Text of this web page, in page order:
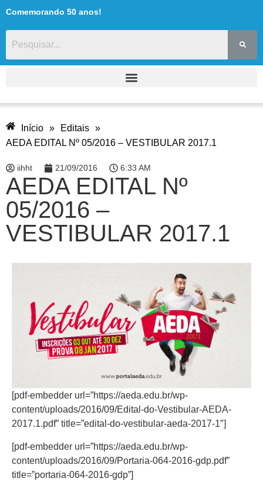
Comemorando 50 anos!
Início » Editais »
AEDA EDITAL Nº 05/2016 – VESTIBULAR 2017.1
iihht 21/09/2016 6:33 AM
AEDA EDITAL Nº
05/2016 –
VESTIBULAR 2017.1
[pdf-embedder url=”https://aeda.edu.br/wp-
content/uploads/2016/09/Edital-do-Vestibular-AEDA-
2017.1.pdf” title=”edital-do-vestibular-aeda-2017-1″]
[pdf-embedder url=”https://aeda.edu.br/wp-
content/uploads/2016/09/Portaria-064-2016-gdp.pdf”
title=”portaria-064-2016-gdp”]